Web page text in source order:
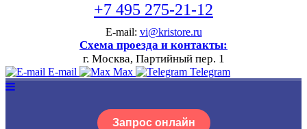
+7 495 275-21-12
E-mail: vi@kristore.ru
Схема проезда и контакты:
г. Москва, Партийный пер. 1
E-mail Max Telegram
Запрос онлайн